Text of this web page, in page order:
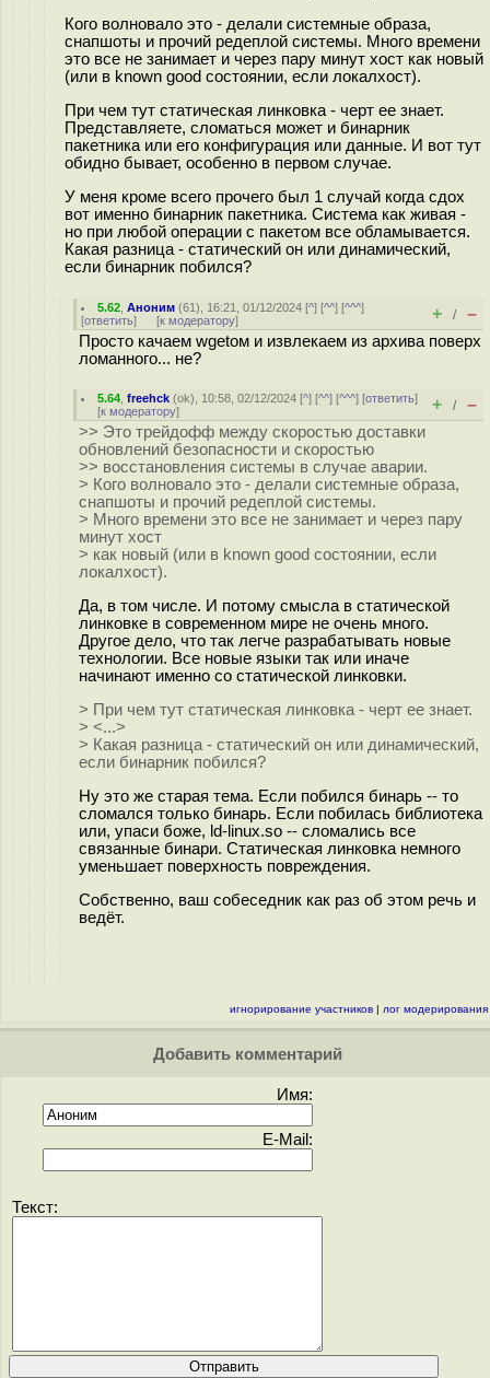
Кого волновало это - делали системные образа,
снапшоты и прочий редеплой системы. Много времени
это все не занимает и через пару минут хост как новый
(или в known good состоянии, если локалхост).
При чем тут статическая линковка - черт ее знает.
Представляете, сломаться может и бинарник
пакетника или его конфигурация или данные. И вот тут
обидно бывает, особенно в первом случае.
У меня кроме всего прочего был 1 случай когда сдох
вот именно бинарник пакетника. Система как живая -
но при любой операции с пакетом все обламывается.
Какая разница - статический он или динамический,
если бинарник побился?
5.62 ,Аноним (61), 16:21, 01/12/2024 [^] [^^] [^^^]
[ответить] [к модератору] + / –
Просто качаем wgetом и извлекаем из архива поверх
ломанного... не?
5.64 ,freehck (ok), 10:58, 02/12/2024 [^] [^^] [^^^] [ответить]
[к модератору] + / –
>> Это трейдофф между скоростью доставки
обновлений безопасности и скоростью
>> восстановления системы в случае аварии.
> Кого волновало это - делали системные образа,
снапшоты и прочий редеплой системы.
> Много времени это все не занимает и через пару
минут хост
> как новый (или в known good состоянии, если
локалхост).
Да, в том числе. И потому смысла в статической
линковке в современном мире не очень много.
Другое дело, что так легче разрабатывать новые
технологии. Все новые языки так или иначе
начинают именно со статической линковки.
> При чем тут статическая линковка - черт ее знает.
> <...>
> Какая разница - статический он или динамический,
если бинарник побился?
Ну это же старая тема. Если побился бинарь -- то
сломался только бинарь. Если побилась библиотека
или, упаси боже, ld-linux.so -- сломались все
связанные бинари. Статическая линковка немного
уменьшает поверхность повреждения.
Собственно, ваш собеседник как раз об этом речь и
ведёт.
игнорирование участников | лог модерирования
Добавить комментарий
Имя:
E-Mail:
Текст: